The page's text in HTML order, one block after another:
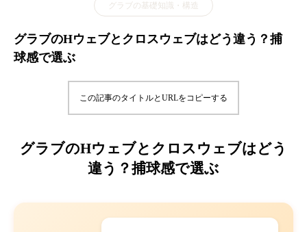
グラブの基礎知識・構造
グラブのHウェブとクロスウェブはどう違う？捕
球感で選ぶ
この記事のタイトルとURLをコピーする
グラブのHウェブとクロスウェブはどう
違う？捕球感で選ぶ